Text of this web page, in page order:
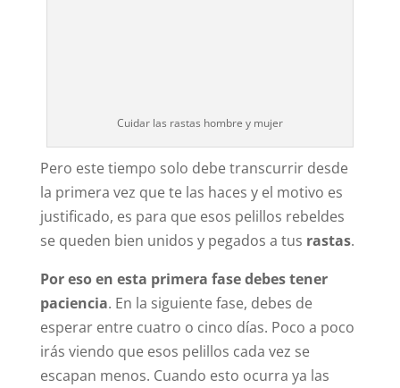
Cuidar las rastas hombre y mujer
Pero este tiempo solo debe transcurrir desde
la primera vez que te las haces y el motivo es
justificado, es para que esos pelillos rebeldes
se queden bien unidos y pegados a tus rastas.
Por eso en esta primera fase debes tener
paciencia. En la siguiente fase, debes de
esperar entre cuatro o cinco días. Poco a poco
irás viendo que esos pelillos cada vez se
escapan menos. Cuando esto ocurra ya las